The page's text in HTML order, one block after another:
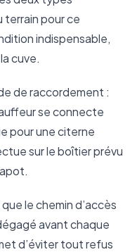
terrain pour ce
indispensable,
cuve.
de raccordement :
se connecte
pour une citerne
sur le boîtier prévu
le chemin d’accès
avant chaque
d’éviter tout refus